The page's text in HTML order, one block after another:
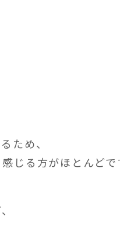
ため、
じる方がほとんどで